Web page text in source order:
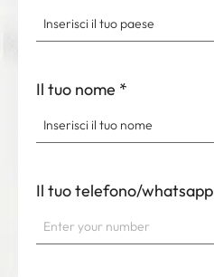
Il tuo nome *
Il tuo telefono/whatsapp